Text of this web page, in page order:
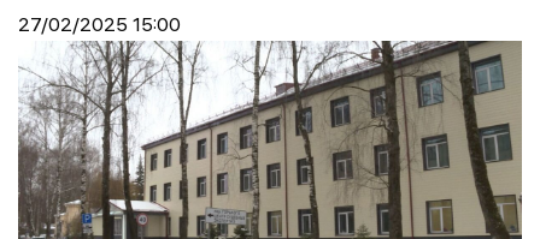
27/02/2025 15:00